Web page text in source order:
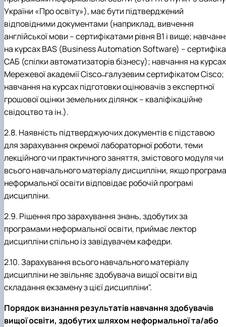
України «Про освіту»), має бути підтверджений
відповідними документами (наприклад, вивчення
англійської мови – сертифікатами рівня В1 і вище;
на курсах BAS (Business Automation Software) –
САБ (спілки автоматизаторів бізнесу); навчання на курсах
Мережевої академії Cisco ̶ галузевим сертифікатом Cisco;
навчання на курсах підготовки оцінювачів з експертної
грошової оцінки земельних ділянок – кваліфікаційне
свідоцтво та ін.).
2.8. Наявність підтверджуючих документів є підставою
для зарахування окремої лабораторної роботи, теми
лекційного чи практичного заняття, змістового модуля чи
всього навчального матеріалу дисципліни, якщо програма
неформальної освіти відповідає робочій програмі
дисципліни.
2.9. Рішення про зарахування знань, здобутих за
програмами неформальної освіти, приймає лектор
дисципліни спільно із завідувачем кафедри.
2.10. Зарахування всього навчального матеріалу
дисципліни не звільняє здобувача вищої освіти від
складання екзамену з цієї дисципліни".
Порядок визнання результатів навчання здобувачів
вищої освіти, здобутих шляхом неформальної та/або